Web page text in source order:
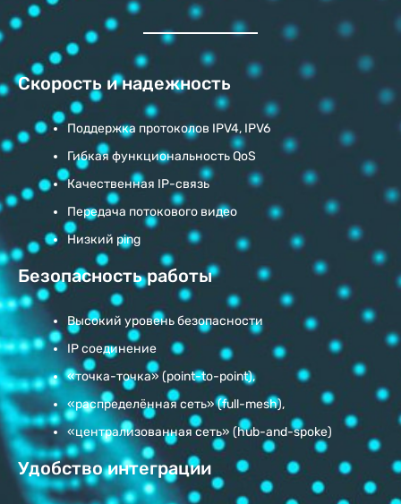
Скорость и надежность
Поддержка протоколов IPV4, IPV6
Гибкая функциональность QoS
Качественная IP-связь
Передача потокового видео
Низкий ping
Безопасность работы
Высокий уровень безопасности
IP соединение
«точка-точка» (point-to-point),
«распределённая сеть» (full-mesh),
«централизованная сеть» (hub-and-spoke)
Удобство интеграции